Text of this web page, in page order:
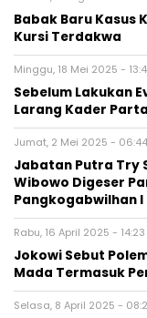
Babak Baru Kasus
Kursi Terdakwa
Minggu, 18 Mei 2025 -
Sebelum Lakukan
Larang Kader
Jumat, 2 Mei 2025 -
Jabatan Putra Try
Wibowo Digeser
Pangkogabwilhan I
Rabu, 16 April 2025 - 14:23
Jokowi Sebut
Mada Termasuk
Selasa, 8 April 2025 -